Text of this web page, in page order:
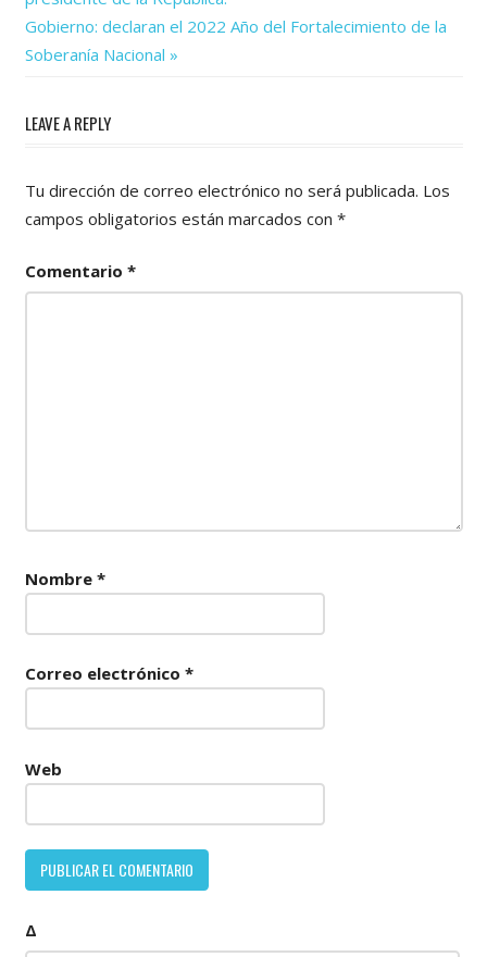
de
entradas
Next
Post:
Gobierno: declaran el 2022 Año del Fortalecimiento de la
Soberanía Nacional
LEAVE A REPLY
Tu dirección de correo electrónico no será publicada. Los
campos obligatorios están marcados con *
Comentario *
Nombre *
Correo electrónico *
Web
Δ